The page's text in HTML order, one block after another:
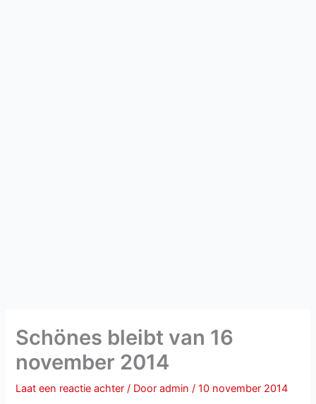
Schönes bleibt van 16
november 2014
Laat een reactie achter / Dooradmin/10 november 2014